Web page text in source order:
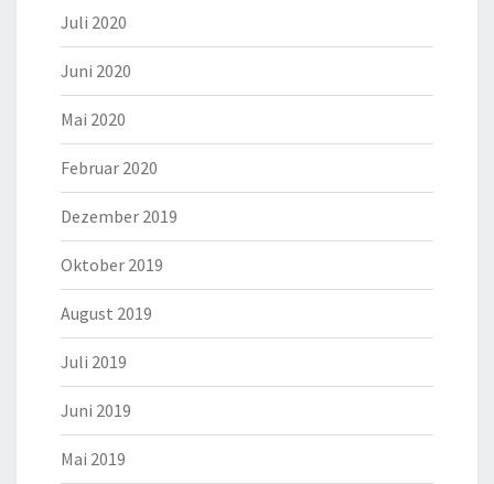
Juli 2020
Juni 2020
Mai 2020
Februar 2020
Dezember 2019
Oktober 2019
August 2019
Juli 2019
Juni 2019
Mai 2019